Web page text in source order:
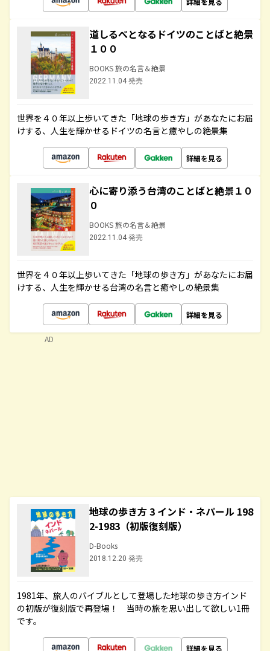
道しるべとなるドイツのことばと絶景
１００
BOOKS 旅の名言＆絶景
2022.11.04 発売
世界を４０年以上歩いてきた「地球の歩き方」があなたにお届
けする、人生を輝かせるドイツの名言と癒やしの絶景集
詳細を見る
心に寄り添う台湾のことばと絶景１０
０
BOOKS 旅の名言＆絶景
2022.11.04 発売
世界を４０年以上歩いてきた「地球の歩き方」があなたにお届
けする、人生を輝かせる台湾の名言と癒やしの絶景集
詳細を見る
地球の歩き方 3 インド・ネパール 198
2-1983（初版復刻版）
D-Books
2018.12.20 発売
1981年、旅人のバイブルとして登場した地球の歩き方インド
の初版が復刻版で再登場！ 当時の旅を思い出して欲しい1冊
です。
詳細を見る
AD